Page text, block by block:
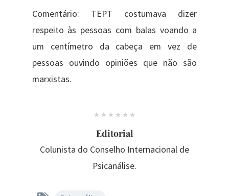
Comentário: TEPT costumava dizer
respeito às pessoas com balas voando a
um centímetro da cabeça em vez de
pessoas ouvindo opiniões que não são
marxistas.
Editorial
Colunista do Conselho Internacional de
Psicanálise.